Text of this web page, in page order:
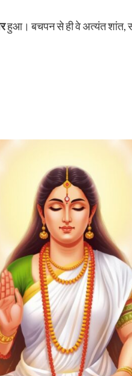
हुआ। बचपन से ही वे अत्यंत शांत,